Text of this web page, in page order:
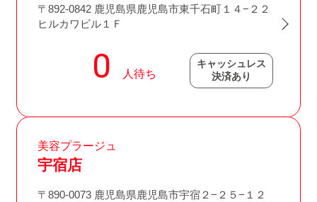
〒892-0842 鹿児島県鹿児島市東千石町１４−２２
ヒルカワビル１Ｆ
キャッシュレス
決済あり
美容プラージュ
宇宿店
〒890-0073 鹿児島県鹿児島市宇宿２−２５−１２